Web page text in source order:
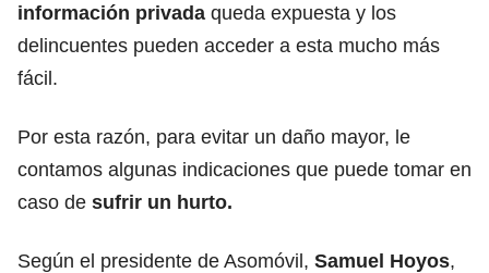
información privada queda expuesta y los
delincuentes pueden acceder a esta mucho más
fácil.
Por esta razón, para evitar un daño mayor, le
contamos algunas indicaciones que puede tomar en
caso de sufrir un hurto.
Según el presidente de Asomóvil, Samuel Hoyos,